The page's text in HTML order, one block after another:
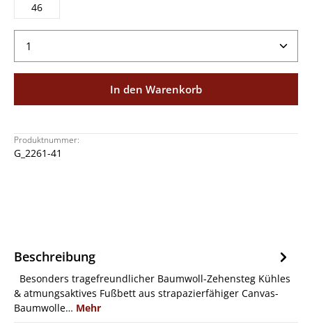
46
Produkt Anzahl: Gib den gewünschten Wert ein
In den Warenkorb
Produktnummer:
G_2261-41
Beschreibung
Besonders tragefreundlicher Baumwoll-Zehensteg Kühles
& atmungsaktives Fußbett aus strapazierfähiger Canvas-
Baumwolle… Mehr